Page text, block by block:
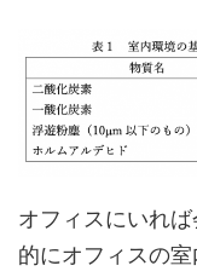
オフィスにいれ
的にオフィスの